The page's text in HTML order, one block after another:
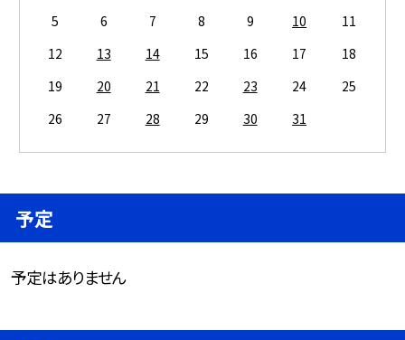
5
6 7 8 9 10
11
12
13 14 15 16 17
18
19
20 21 22 23 24
25
26
27 28 29 30 31
予定
予定はありません